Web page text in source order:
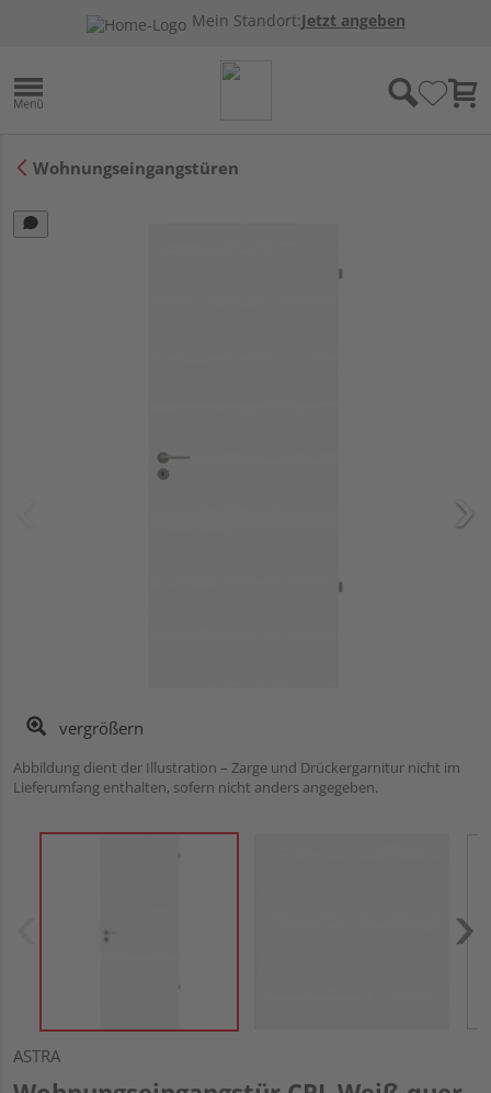
Mein Standort:Jetzt angeben
Wohnungseingangstüren
vergrößern
Abbildung dient der Illustration – Zarge und Drückergarnitur nicht im
Lieferumfang enthalten, sofern nicht anders angegeben.
ASTRA